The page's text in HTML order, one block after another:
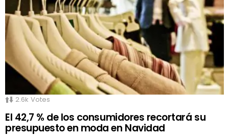
2.6k Votes
El 42,7 % de los consumidores recortará su
presupuesto en moda en Navidad